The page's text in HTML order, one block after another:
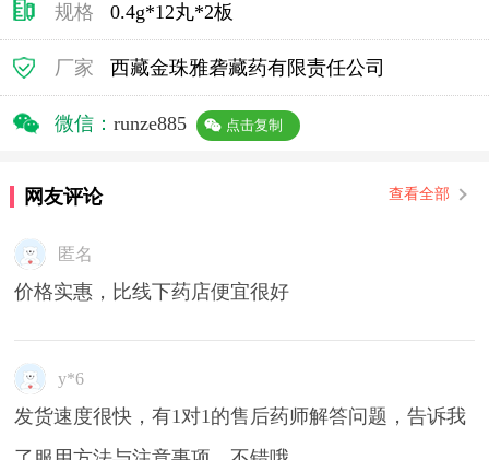
规格 0.4g*12丸*2板
厂家 西藏金珠雅砻藏药有限责任公司
微信： runze885 点击复制
网友评论 查看全部
匿名
价格实惠，比线下药店便宜很好
y*6
发货速度很快，有1对1的售后药师解答问题，告诉我